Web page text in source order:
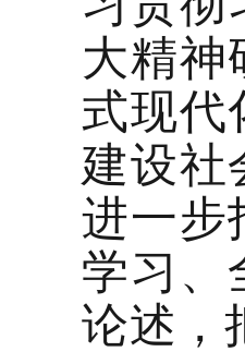
大精神
式现代
建设社
进一步
学习、
论述，